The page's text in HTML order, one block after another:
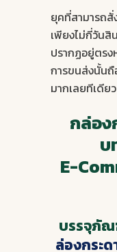
ยุคที่สามารถสั่
เพียงไม่กี่วันสิ
ปรากฏอยู่ตรง
การขนส่งนั้นถื
มากเลยทีเดียว
กล่อ
บ
E-
บรรจุภัณ
ล่องกระ